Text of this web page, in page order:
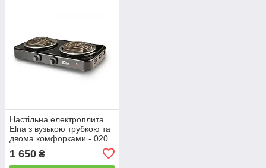
Настільна електроплита
Elna з вузькою трубкою та
двома комфорками - 020
1 650 ₴